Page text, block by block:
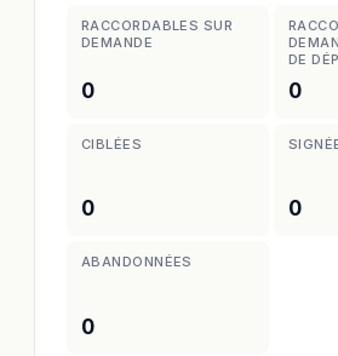
RACCORDABLES SUR
DEMANDE
0
DE
0
CIBLÉES
0 0
ABANDONNÉES
0